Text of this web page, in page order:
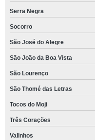
Serra Negra
Socorro
São José do Alegre
São João da Boa Vista
São Lourenço
São Thomé das Letras
Tocos do Moji
Três Corações
Valinhos